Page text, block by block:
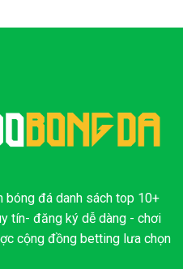
bóng đá danh sách top 10+
tín- đăng ký dễ dàng - chơi
cộng đồng betting lưa chọn